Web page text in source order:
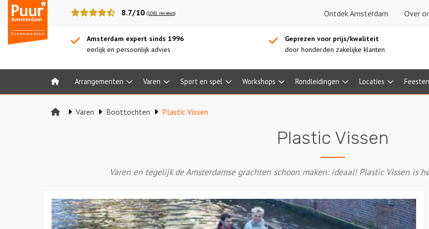
Puur*
Amsterdam
bedrijfsuitjes
8.7/10 (1081 reviews) Ontdek Amsterdam Over
Amsterdam expert sinds 1996
eerlijk en persoonlijk advies
Geprezen voor prijs/kwaliteit
door honderden zakelijke klanten
Home Arrangementen Varen Sport en spel Workshops Rondleidingen Locaties Feesten
Varen Boottochten Plastic Vissen
Plastic Vissen
Varen en tegelijk de Amsterdamse grachten schoon maken: ideaal! Plastic Vissen is